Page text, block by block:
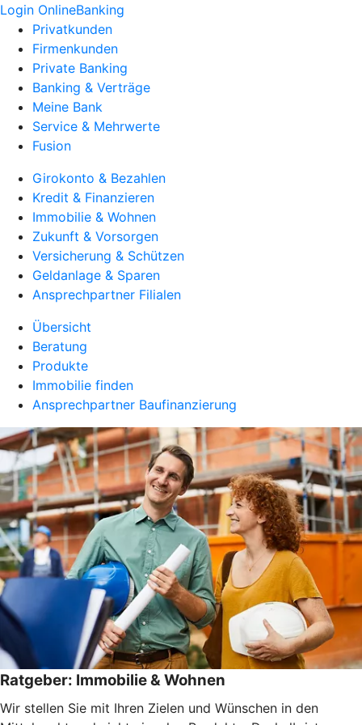
Login OnlineBanking
Privatkunden
Firmenkunden
Private Banking
Banking & Verträge
Meine Bank
Service & Mehrwerte
Fusion
Girokonto & Bezahlen
Kredit & Finanzieren
Immobilie & Wohnen
Zukunft & Vorsorgen
Versicherung & Schützen
Geldanlage & Sparen
Ansprechpartner Filialen
Übersicht
Beratung
Produkte
Immobilie finden
Ansprechpartner Baufinanzierung
Ratgeber: Immobilie & Wohnen
Wir stellen Sie mit Ihren Zielen und Wünschen in den